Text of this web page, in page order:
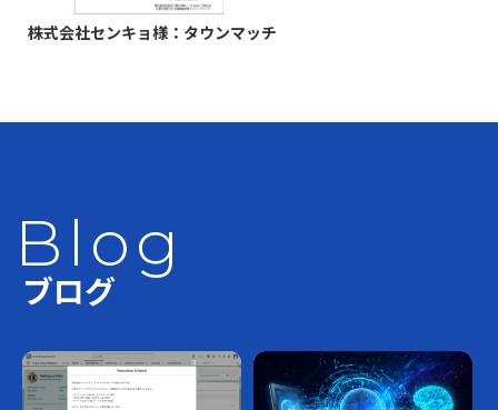
株式会社センキョ様：タウンマッチ
Blog
ブログ